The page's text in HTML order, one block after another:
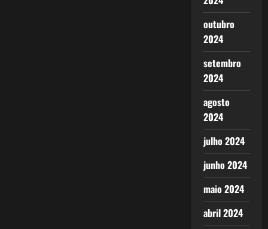
outubro
2024
setembro
2024
agosto
2024
julho 2024
junho 2024
maio 2024
abril 2024